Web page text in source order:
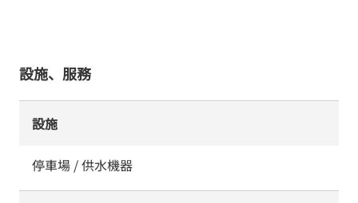
設施、服務
設施
停車場 / 供水機器